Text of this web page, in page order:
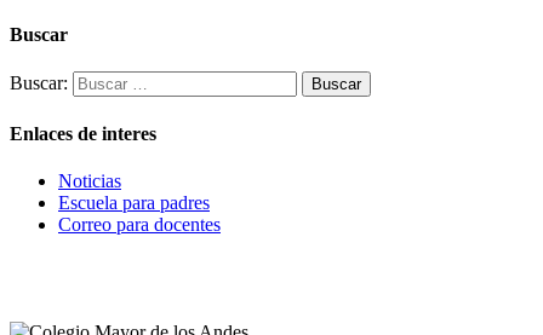
Buscar
Buscar:
Enlaces de interes
Noticias
Escuela para padres
Correo para docentes